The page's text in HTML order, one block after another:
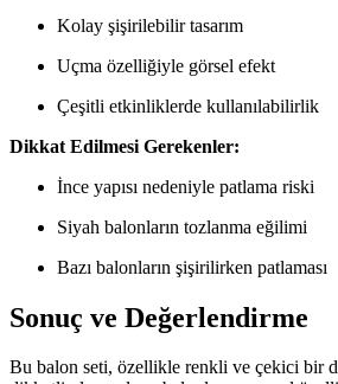
Kolay şişirilebilir tasarım
Uçma özelliğiyle görsel efekt
Çeşitli etkinliklerde kullanılabilirlik
Dikkat Edilmesi Gerekenler:
İnce yapısı nedeniyle patlama riski
Siyah balonların tozlanma eğilimi
Bazı balonların şişirilirken patlaması
Sonuç ve Değerlendirme
Bu balon seti, özellikle renkli ve çekici bir